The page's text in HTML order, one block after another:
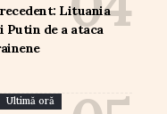
Lituania
Putin de a ataca
Ultimă oră